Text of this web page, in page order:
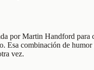
por Martin Handford para
combinación de
vez.